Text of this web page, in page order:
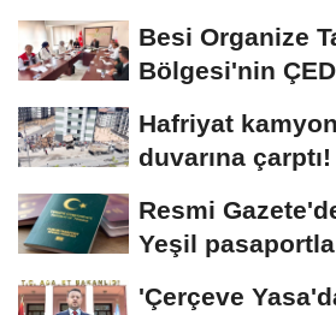
Besi Organize
Bölgesi'nin
Hafriyat
duvarına çarptı!
Resmi
Yeşil
'Çerçeve